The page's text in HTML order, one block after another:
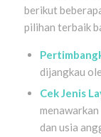
berikut
pilihan terbaik
dijangkau
Cek Jenis
dan usia